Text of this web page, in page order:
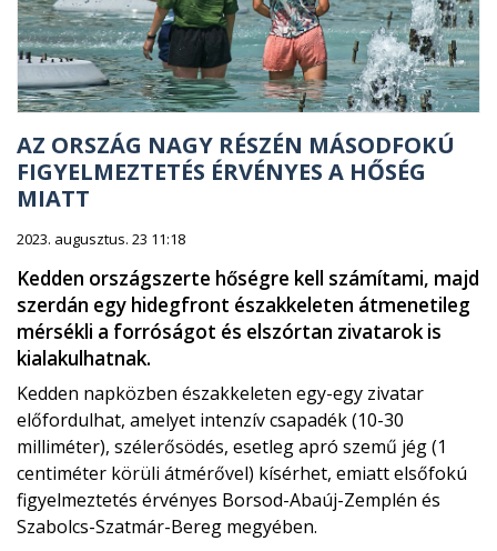
AZ ORSZÁG NAGY RÉSZÉN MÁSODFOKÚ
FIGYELMEZTETÉS ÉRVÉNYES A HŐSÉG
MIATT
2023. augusztus. 23 11:18
Kedden országszerte hőségre kell számítami, majd
szerdán egy hidegfront északkeleten átmenetileg
mérsékli a forróságot és elszórtan zivatarok is
kialakulhatnak.
Kedden napközben északkeleten egy-egy zivatar
előfordulhat, amelyet intenzív csapadék (10-30
milliméter), szélerősödés, esetleg apró szemű jég (1
centiméter körüli átmérővel) kísérhet, emiatt elsőfokú
figyelmeztetés érvényes Borsod-Abaúj-Zemplén és
Szabolcs-Szatmár-Bereg megyében.